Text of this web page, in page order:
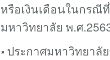
หรือเงินเดือนในกร
มหาวิทยาลัย พ.ศ
ประกาศมหาวิทยาลั